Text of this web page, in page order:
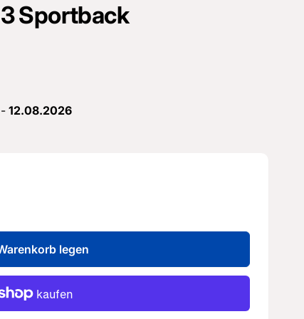
Sportback
12.08.2026
legen